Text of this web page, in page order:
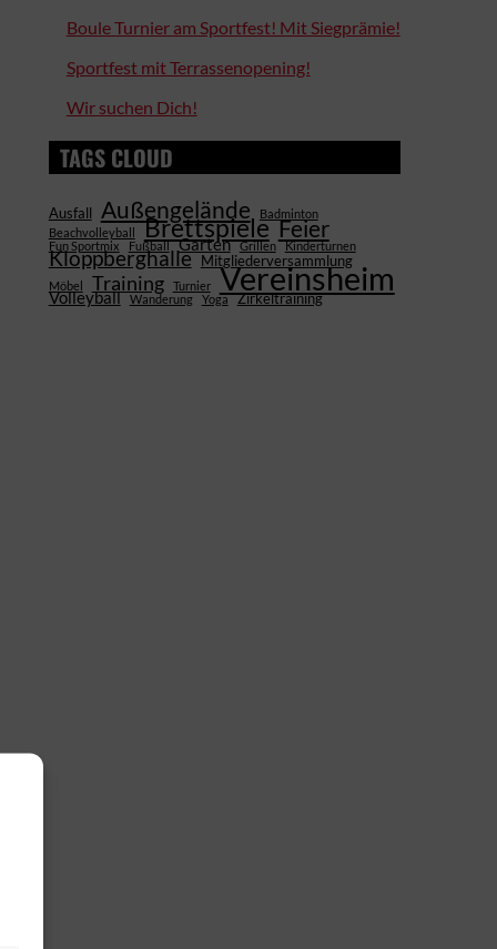
Boule Turnier am Sportfest! Mit Siegprämie!
Sportfest mit Terrassenopening!
Wir suchen Dich!
TAGS CLOUD
Ausfall Außengelände
Badminton
Beachvolleyball
Brettspiele Feier
Fun Sportmix Fußball Garten Grillen Kinderturnen
Kloppberghalle Mitgliederversammlung
Möbel Training Turnier Vereinsheim
Volleyball Wanderung Yoga Zirkeltraining